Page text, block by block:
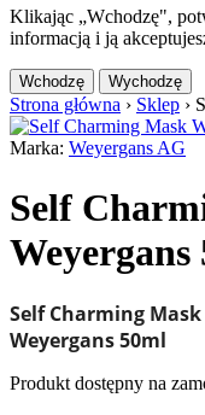
Klikając „Wchodzę",
informacją i ją
Wchodzę Wychodzę
Strona główna › Sklep ›
Marka: Weyergans AG
Self
Weyergans
Self Charming
Weyergans 50ml
Produkt dostępny na